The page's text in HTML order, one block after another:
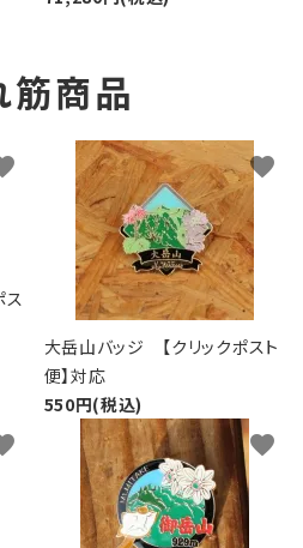
筋商品
ス
大岳山バッジ 【クリックポスト
便】対応
550円(税込)
favorite
favorite